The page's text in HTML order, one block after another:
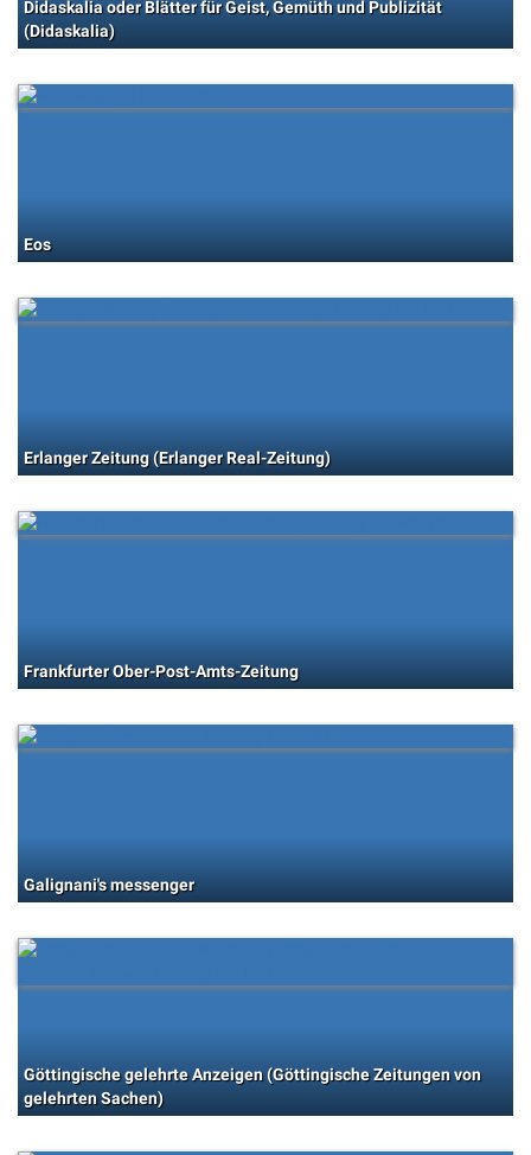
Didaskalia oder Blätter für Geist, Gemüth und Publizität
(Didaskalia)
Eos
Erlanger Zeitung (Erlanger Real-Zeitung)
Frankfurter Ober-Post-Amts-Zeitung
Galignani's messenger
Göttingische gelehrte Anzeigen (Göttingische Zeitungen von
gelehrten Sachen)